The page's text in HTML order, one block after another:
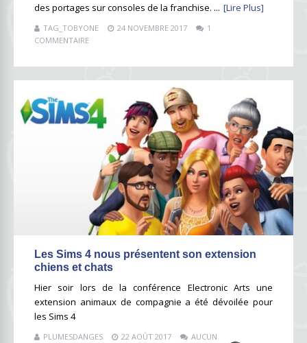
des portages sur consoles de la franchise. ... [Lire Plus]
TAG_TOBYONE 24 NOVEMBRE 2017
1
COMMENTAIRE
Les Sims 4 nous présentent son extension
chiens et chats
Hier soir lors de la conférence Electronic Arts une
extension animaux de compagnie a été dévoilée pour
les Sims 4
PLUMESDANGES 22 AOÛT 2017
AUCUN